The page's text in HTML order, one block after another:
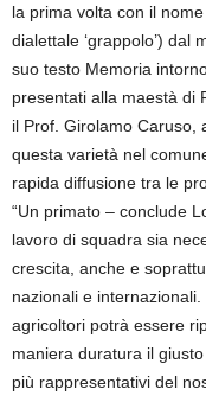
la prima volta con il
dialettale ‘grappolo’) dal
suo testo Memoria
presentati alla maestà di
il Prof. Girolamo Caruso,
questa varietà nel
rapida diffusione tra le
“Un primato – conclude
lavoro di squadra sia
crescita, anche e
nazionali e
agricoltori potrà essere
maniera duratura il
più rappresentativi del